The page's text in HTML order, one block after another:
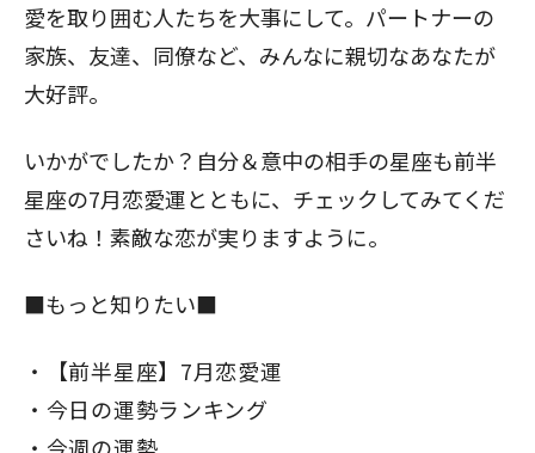
愛を取り囲む人たちを大事にして。パートナーの
家族、友達、同僚など、みんなに親切なあなたが
大好評。
いかがでしたか？自分＆意中の相手の星座も前半
星座の7月恋愛運とともに、チェックしてみてくだ
さいね！素敵な恋が実りますように。
■もっと知りたい■
【前半星座】7月恋愛運
今日の運勢ランキング